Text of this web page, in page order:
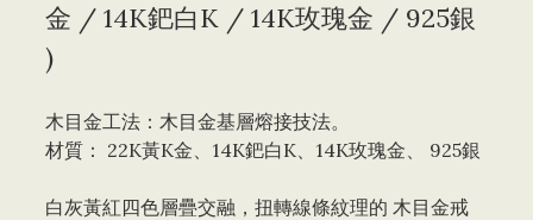
金 / 14K鈀白K / 14K玫瑰金 / 925銀
)
木目金工法：木目金基層熔接技法。
材質： 22K黃K金、14K鈀白K、14K玫瑰金、 925銀
白灰黃紅四色層疊交融，扭轉線條紋理的 木目金戒